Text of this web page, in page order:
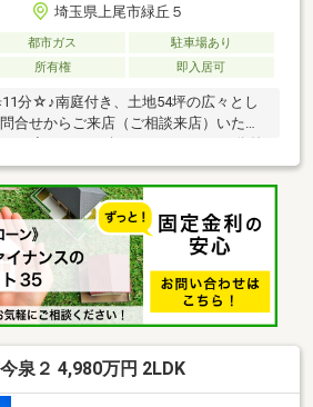
埼玉県上尾市緑丘５
都市ガス
駐車場あり
所有権 即入居可
分☆♪南庭付き、土地54坪の広々とし
合せからご来店（ご相談来店）いただ
を徹底的に削減◇住宅購入時の余計な
きるようサポート！◆最適な住宅ローン
査が不安な方もご安心ください、他社
認実績あり！◆オプション工事の相談・
事や追加設備も、当社割引でご相談い
泉２ 4,980万円 2LDK